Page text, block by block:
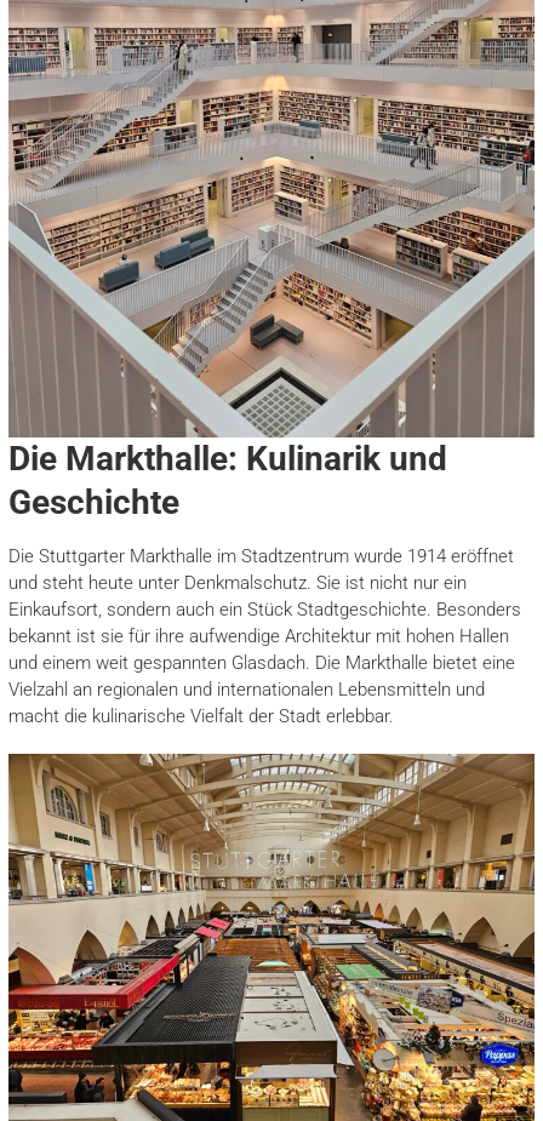
Die Markthalle: Kulinarik und
Geschichte
Die Stuttgarter Markthalle im Stadtzentrum wurde 1914 eröffnet
und steht heute unter Denkmalschutz. Sie ist nicht nur ein
Einkaufsort, sondern auch ein Stück Stadtgeschichte. Besonders
bekannt ist sie für ihre aufwendige Architektur mit hohen Hallen
und einem weit gespannten Glasdach. Die Markthalle bietet eine
Vielzahl an regionalen und internationalen Lebensmitteln und
macht die kulinarische Vielfalt der Stadt erlebbar.